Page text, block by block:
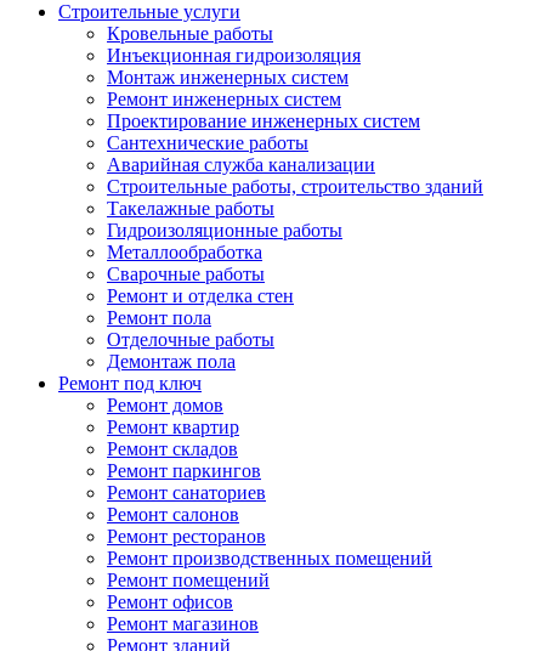
Строительные услуги
Кровельные работы
Инъекционная гидроизоляция
Монтаж инженерных систем
Ремонт инженерных систем
Проектирование инженерных систем
Сантехнические работы
Аварийная служба канализации
Строительные работы, строительство зданий
Такелажные работы
Гидроизоляционные работы
Металлообработка
Сварочные работы
Ремонт и отделка стен
Ремонт пола
Отделочные работы
Демонтаж пола
Ремонт под ключ
Ремонт домов
Ремонт квартир
Ремонт складов
Ремонт паркингов
Ремонт санаториев
Ремонт салонов
Ремонт ресторанов
Ремонт производственных помещений
Ремонт помещений
Ремонт офисов
Ремонт магазинов
Ремонт зданий